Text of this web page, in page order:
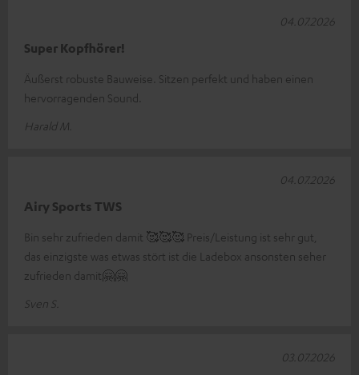
Super Kopfhörer!
Äußerst robuste Bauweise. Sitzen perfekt und haben einen
hervorragenden Sound.
Harald M.
04.07.2026
Airy Sports TWS
Bin sehr zufrieden damit 🥰🥰🥰 Preis/Leistung ist sehr gut,
das einzigste was etwas stört ist die Ladebox ansonsten seher
zufrieden damit🤗🤗
Sven S.
04.07.2026
03.07.2026